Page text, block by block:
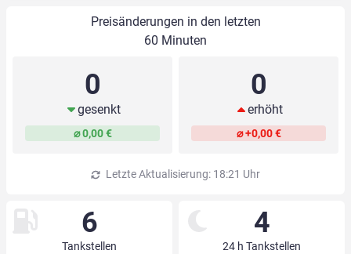
Preisänderungen in den letzten
60 Minuten
0
gesenkt
⌀ 0,00 €
0
erhöht
⌀ +0,00 €
Letzte Aktualisierung: 18:21 Uhr
6
Tankstellen
4
24 h Tankstellen